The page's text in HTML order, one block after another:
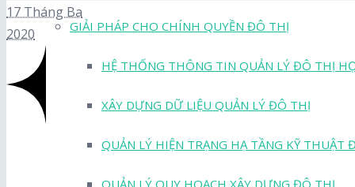
GIẢI PHÁP CHO CHÍNH QUYỀN ĐÔ THỊ
HỆ THỐNG THÔNG TIN QUẢN LÝ ĐÔ THỊ
XÂY DỰNG DỮ LIỆU QUẢN LÝ ĐÔ THỊ
QUẢN LÝ HIỆN TRẠNG HẠ TẦNG KỸ THUẬT
QUẢN LÝ QUY HOẠCH XÂY DỰNG ĐÔ THỊ
17 Tháng Ba
2020